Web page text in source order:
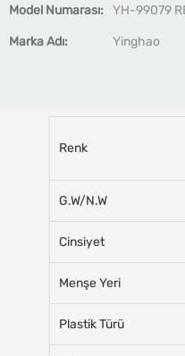
Model Numarası:
YH-99079
Marka Adı: Yinghao
Renk
G.W/N.W
Cinsiyet
Menşe Yeri
Plastik Türü